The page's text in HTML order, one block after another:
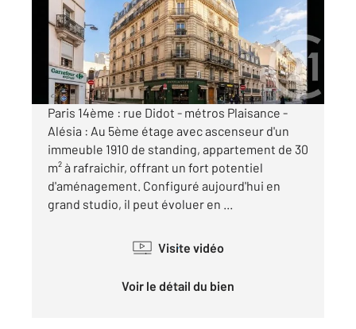
Appartement F1 à vendre
275 000 €
Visiter le site dédié
Paris 14ème : rue Didot - métros Plaisance -
Alésia : Au 5ème étage avec ascenseur d'un
immeuble 1910 de standing, appartement de 30
m² à rafraichir, offrant un fort potentiel
d'aménagement. Configuré aujourd'hui en
grand studio, il peut évoluer en ...
Visite vidéo
Voir le détail du bien